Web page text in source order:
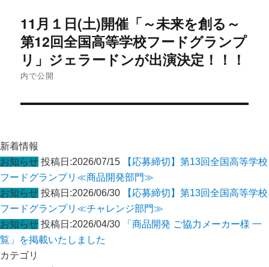
稿
ナ
ビ
ゲ
ー
11月１日(土)開催「～未来を創る～
第12回全国高等学校フードグランプ
リ」ジェラードンが出演決定！！！
内で公開
新着情報
お知らせ 投稿日:2026/07/15
【応募締切】第13回全国高等学校
フードグランプリ≪商品開発部門≫
お知らせ 投稿日:2026/06/30
【応募締切】第13回全国高等学校
フードグランプリ≪チャレンジ部門≫
お知らせ 投稿日:2026/04/30
「商品開発 ご協力メーカー様 一
覧」を掲載いたしました
カテゴリ